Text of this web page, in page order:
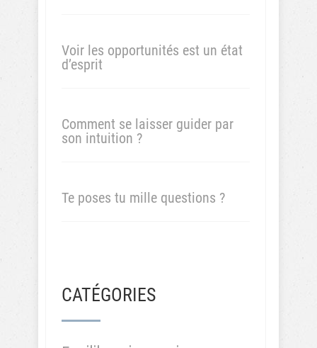
Voir les opportunités est un état
d’esprit
Comment se laisser guider par
son intuition ?
Te poses tu mille questions ?
CATÉGORIES